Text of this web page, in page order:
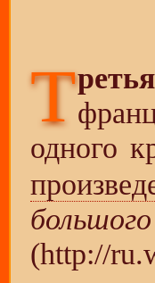
Т
одного
большого